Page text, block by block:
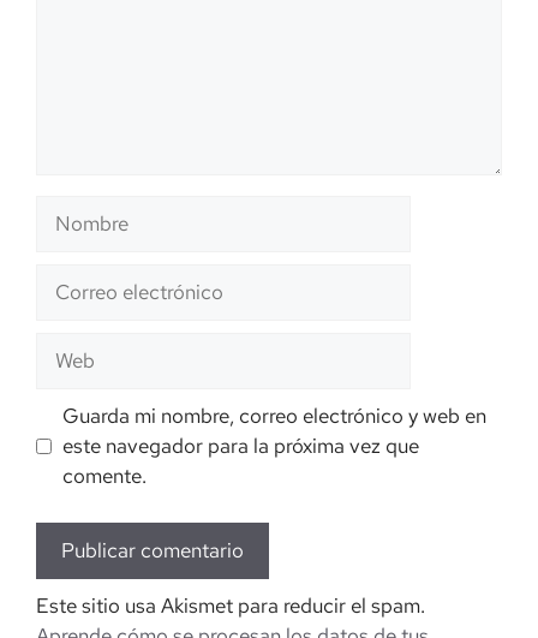
Nombre
Correo
electrónico
Web
Guarda mi nombre, correo electrónico y web en
este navegador para la próxima vez que
comente.
Este sitio usa Akismet para reducir el spam.